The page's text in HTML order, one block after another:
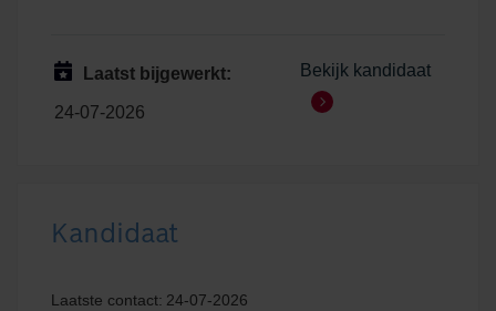
Laatst bijgewerkt:
24-07-2026
Bekijk kandidaat
Kandidaat
Laatste contact: 24-07-2026